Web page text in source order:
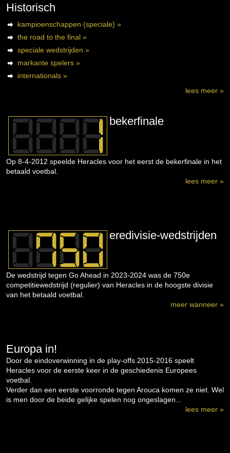
Historisch
kampioenschappen (speciale) »
the road to the final »
speciale wedstrijden »
markante spelers »
internationals »
lees meer »
bekerfinale
Op 8-4-2012 speelde Heracles voor het eerst de bekerfinale in het
betaald voetbal.
lees meer »
eredivisie-wedstrijden
De wedstrijd tegen Go Ahead in 2023-2024 was de 750e
competitiewedstrijd (regulier) van Heracles in de hoogste divisie
van het betaald voetbal.
meer wanneer »
Europa in!
Door de eindoverwinning in de play-offs 2015-2016 speelt
Heracles voor de eerste keer in de geschiedenis Europees
voetbal.
Verder dan een eerste voorronde tegen Arouca komen ze niet. Wel
is men door de beide gelijke spelen nog ongeslagen...
lees meer »